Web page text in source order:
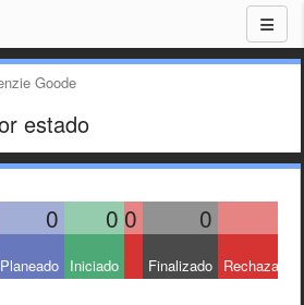
Goode
estado
0 0 0 0
Planeado Iniciado Finalizado Rechazado